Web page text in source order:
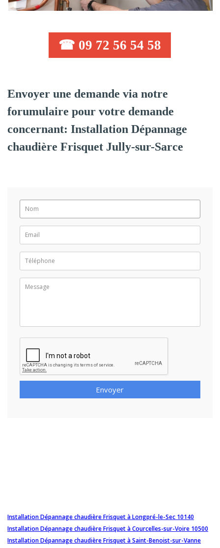
☎ 09 72 56 54 58
Envoyer une demande via notre
forumulaire pour votre demande
concernant: Installation Dépannage
chaudière Frisquet Jully-sur-Sarce
Envoyer
Installation Dépannage chaudière Frisquet à Longpré-le-Sec 10140
Installation Dépannage chaudière Frisquet à Courcelles-sur-Voire 10500
Installation Dépannage chaudière Frisquet à Saint-Benoist-sur-Vanne